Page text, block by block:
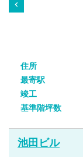
住所
最寄駅
竣工
基準階坪数
池田ビル